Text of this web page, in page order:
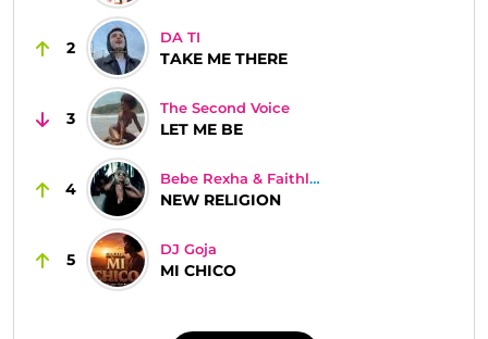
2
DA TI
TAKE ME THERE
3
The Second Voice
LET ME BE
4
Bebe Rexha & Faithless
NEW RELIGION
5
DJ Goja
MI CHICO